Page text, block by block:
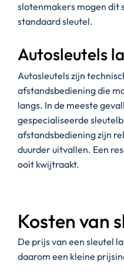
slotenmakers mogen dit
standaard sleutel.
Autosleutels
Autosleutels zijn
afstandsbediening die
langs. In de meeste
gespecialiseerde
afstandsbediening zijn
duurder uitvallen. Een
ooit kwijtraakt.
Kosten van
De prijs van een sleutel
daarom een kleine